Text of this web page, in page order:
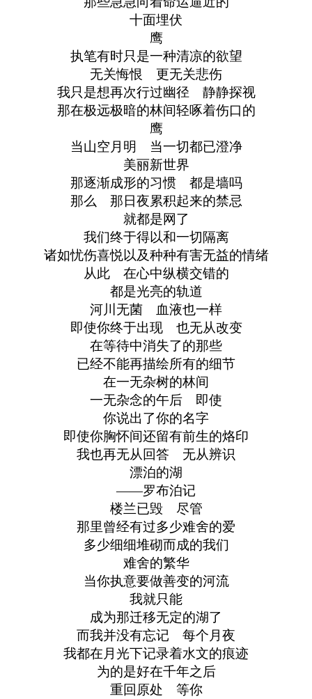
十面埋伏
鹰
执笔有时只是一种清凉的欲望
无关悔恨 更无关悲伤
我只是想再次行过幽径 静静探视
那在极远极暗的林间轻啄着伤口的
鹰
当山空月明 当一切都已澄净
美丽新世界
那逐渐成形的习惯 都是墙吗
那么 那日夜累积起来的禁忌
就都是网了
我们终于得以和一切隔离
诸如忧伤喜悦以及种种有害无益的情绪
从此 在心中纵横交错的
都是光亮的轨道
河川无菌 血液也一样
即使你终于出现 也无从改变
在等待中消失了的那些
已经不能再描绘所有的细节
在一无杂树的林间
一无杂念的午后 即使
你说出了你的名字
即使你胸怀间还留有前生的烙印
我也再无从回答 无从辨识
漂泊的湖
——罗布泊记
楼兰已毁 尽管
那里曾经有过多少难舍的爱
多少细细堆砌而成的我们
难舍的繁华
当你执意要做善变的河流
我就只能
成为那迁移无定的湖了
而我并没有忘记 每个月夜
我都在月光下记录着水文的痕迹
为的是好在千年之后
重回原处 等你